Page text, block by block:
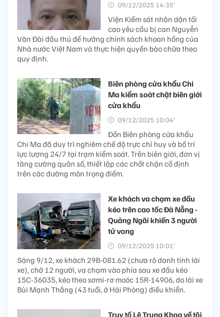
09/12/2025 14:35’
Viện Kiểm sát nhân dân tối
cao yêu cầu bị can Nguyễn
Văn Đài đầu thú để hưởng chính sách khoan hồng của
Nhà nước Việt Nam và thực hiện quyền bào chữa theo
quy định.
Biên phòng cửa khẩu Chi
Ma kiểm soát chặt biên giới
cửa khẩu
09/12/2025 10:04’
Đồn Biên phòng cửa khẩu
Chi Ma đã duy trì nghiêm chế độ trực chỉ huy và bố trí
lực lượng 24/7 tại trạm kiểm soát. Trên biên giới, đơn vị
tăng cường quân số, thiết lập các chốt chặn cố định
trên các đường mòn trọng điểm.
Xe khách va chạm xe đầu
kéo trên cao tốc Đà Nẵng -
Quảng Ngãi khiến 3 người
tử vong
09/12/2025 10:01’
Sáng 9/12, xe khách 29B-081.62 (chưa rõ danh tính lái
xe), chở 12 người, va chạm vào phía sau xe đầu kéo
15C-36035, kéo theo sơmi-rơ moóc 15R-14906, do lái xe
Bùi Mạnh Thắng (43 tuổi, ở Hải Phòng) điều khiển.
Truy tố Lê Trung Khoa về tội